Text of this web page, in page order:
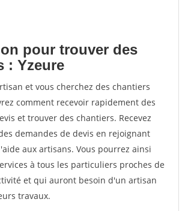
pour trouver des
: Yzeure
et vous cherchez des chantiers
comment recevoir rapidement des
et trouver des chantiers. Recevez
demandes de devis en rejoignant
aux artisans. Vous pourrez ainsi
à tous les particuliers proches de
et qui auront besoin d'un artisan
travaux.